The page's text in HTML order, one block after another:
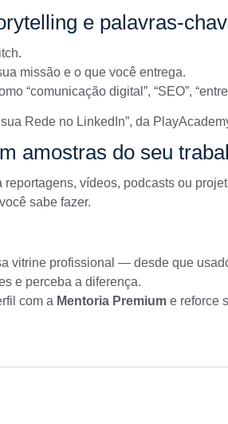
e palavras-
missão e o que você entrega.
“comunicação digital”, “SEO”,
Rede no LinkedIn”, da
amostras do seu
vídeos, podcasts ou
sabe fazer.
vitrine profissional — desde que
e perceba a diferença.
com a Mentoria Premium e reforce